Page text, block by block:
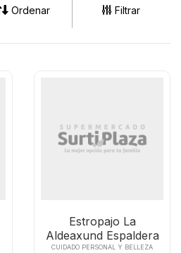
Ordenar Filtrar
Estropajo La
Aldeaxund Espaldera
CUIDADO PERSONAL Y BELLEZA